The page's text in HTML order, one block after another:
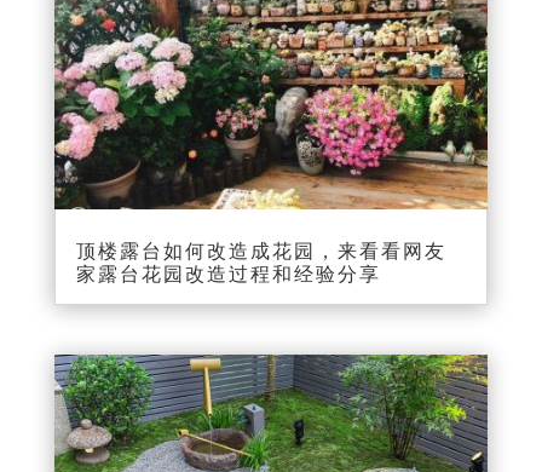
顶楼露台如何改造成花园，来看看网友
家露台花园改造过程和经验分享